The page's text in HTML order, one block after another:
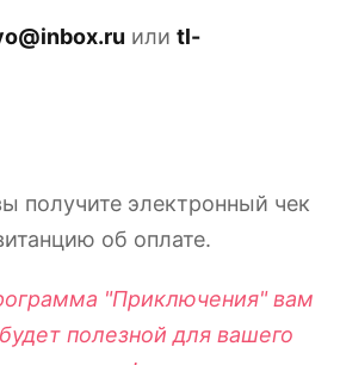
или tl-
получите электронный чек
об оплате.
"Приключения" вам
полезной для вашего